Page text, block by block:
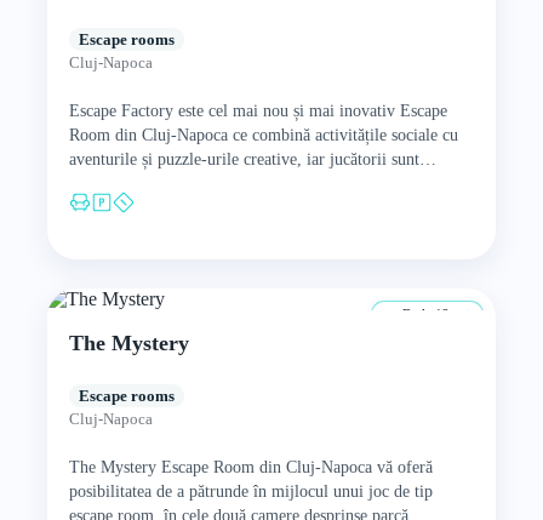
Escape rooms
Cluj-Napoca
Escape Factory este cel mai nou și mai inovativ Escape
Room din Cluj-Napoca ce combină activitățile sociale cu
aventurile și puzzle-urile creative, iar jucătorii sunt
De la 12 ani
The Mystery
Escape rooms
Cluj-Napoca
The Mystery Escape Room din Cluj-Napoca vă oferă
posibilitatea de a pătrunde în mijlocul unui joc de tip
escape room, în cele două camere desprinse parcă…